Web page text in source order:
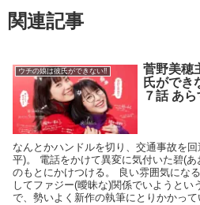
関連記事
ウチの娘は彼氏ができない‼
菅野美穂
氏がで
７話 あ
なんとかハンドルを切り、交通事故を
平)。 電話をかけて異変に気付いた碧(あおい)(菅野美穂)は、急いで漱石
のもとにかけつける。 良い雰囲気になるも、一度お互いの関係を整理
してファジー(曖昧な)関係でいようということに。 碧
で、勢いよく新作の執筆にとりかかって